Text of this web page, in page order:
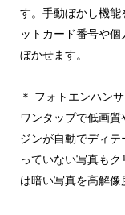
す。手動ぼかし機
ットカード番号や
ぼかせます。
＊ フォトエンハン
ワンタップで低画
ジンが自動でディ
っていない写真も
は暗い写真を高解像